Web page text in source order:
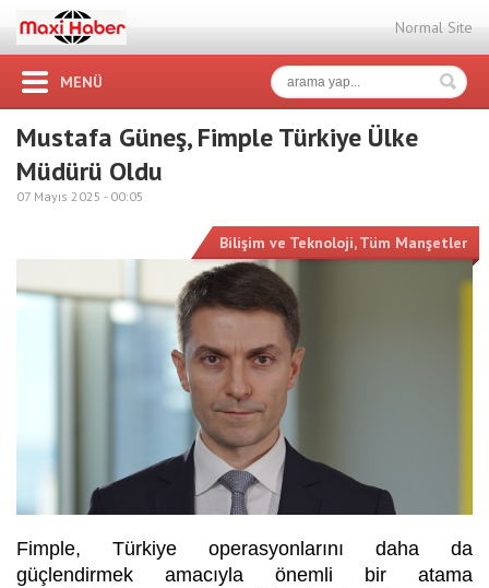
Normal Site
MENÜ
Mustafa Güneş, Fimple Türkiye Ülke
Müdürü Oldu
07 Mayıs 2025 - 00:05
Bilişim ve Teknoloji,Tüm Manşetler
Fimple, Türkiye operasyonlarını daha da
güçlendirmek amacıyla önemli bir atama